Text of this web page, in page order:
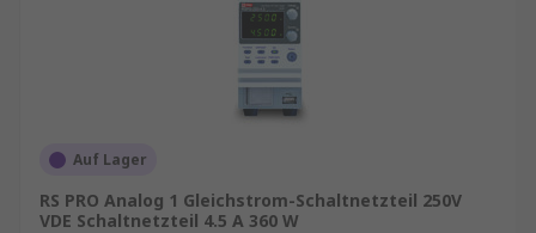
Auf Lager
RS PRO Analog 1 Gleichstrom-Schaltnetzteil 250V
VDE Schaltnetzteil 4.5 A 360 W